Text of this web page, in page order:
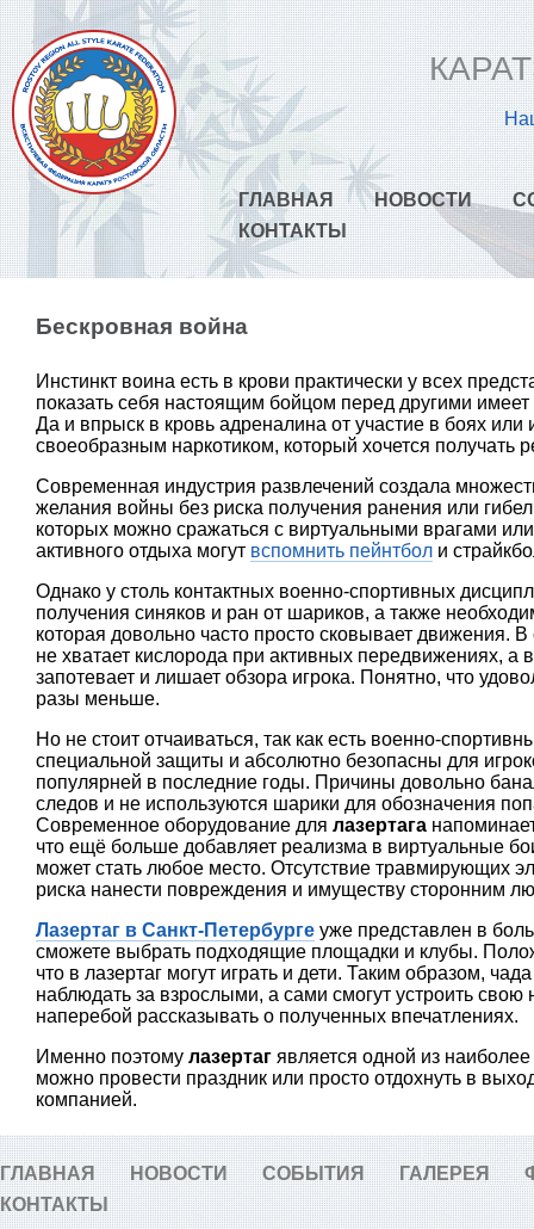
ГЛАВНАЯ НОВОСТИ
КОНТАКТЫ
Бескровная война
Инстинкт воина есть в крови практически у всех
показать себя настоящим бойцом перед другими
Да и впрыск в кровь адреналина от участие в боях или
своеобразным наркотиком, который хочется получать
Современная индустрия развлечений создала
желания войны без риска получения ранения или
которых можно сражаться с виртуальными врагами
активного отдыха могут вспомнить пейнтбол и
Однако у столь контактных военно-спортивных
получения синяков и ран от шариков, а также
которая довольно часто просто сковывает движения.
не хватает кислорода при активных передвижениях, а
запотевает и лишает обзора игрока. Понятно, что
разы меньше.
Но не стоит отчаиваться, так как есть военно-
специальной защиты и абсолютно безопасны для
популярней в последние годы. Причины довольно
следов и не используются шарики для обозначения
Современное оборудование для лазертага
что ещё больше добавляет реализма в виртуальные
может стать любое место. Отсутствие травмирующих
риска нанести повреждения и имуществу сторонним
Лазертаг в Санкт-Петербурге уже представлен в
сможете выбрать подходящие площадки и клубы.
что в лазертаг могут играть и дети. Таким образом,
наблюдать за взрослыми, а сами смогут устроить
наперебой рассказывать о полученных впечатлениях.
Именно поэтому лазертаг является одной из
можно провести праздник или просто отдохнуть в
компанией.
ГЛАВНАЯ НОВОСТИ СОБЫТИЯ ГАЛЕРЕЯ
КОНТАКТЫ